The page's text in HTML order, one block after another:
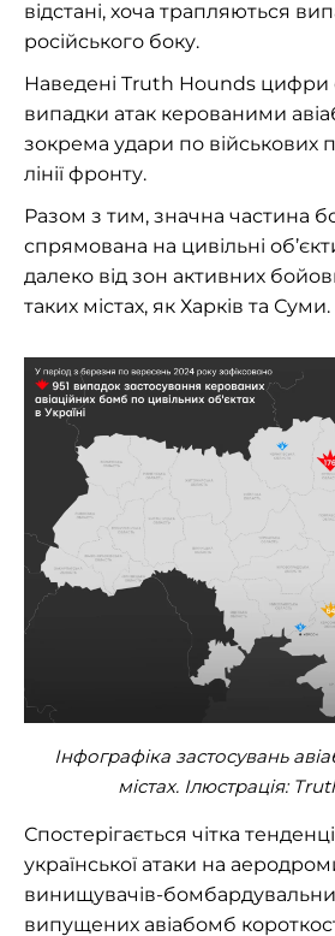
відстані, хоча трапляються
російського боку.
Наведені Truth Hounds цифри
випадки атак керованими
зокрема удари по військових
лінії фронту.
Разом з тим, значна частина
спрямована на цивільні
далеко від зон активних
таких містах, як Харків та Суми.
Інфографіка застосувань
містах. Ілюстрація:
Спостерігається чітка
української атаки на
винищувачів-
випущених авіабомб